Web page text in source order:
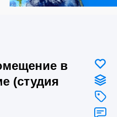
в
(студия